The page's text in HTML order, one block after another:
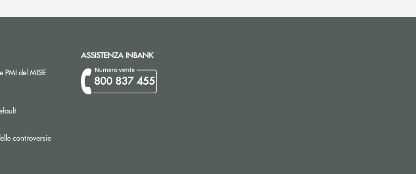
PMI del MISE
nuova finestra
una nuova finestra
controversie
ASSISTENZA INBANK
800 837 455